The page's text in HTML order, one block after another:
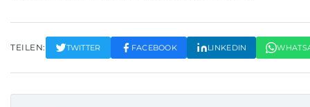
TEILEN: TWITTER FACEBOOK LINKEDIN